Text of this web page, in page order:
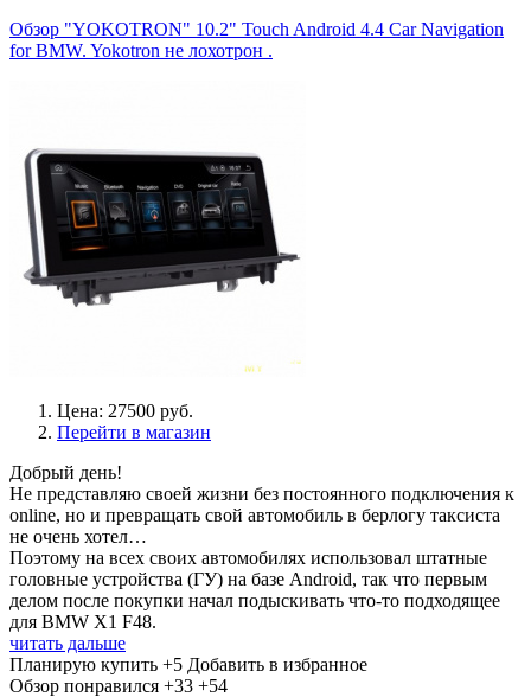
Обзор "YOKOTRON" 10.2" Touch Android 4.4 Car Navigation
for BMW. Yokotron не лохотрон .
Цена: 27500 руб.
Перейти в магазин
Добрый день!
Не представляю своей жизни без постоянного подключения к
online, но и превращать свой автомобиль в берлогу таксиста
не очень хотел…
Поэтому на всех своих автомобилях использовал штатные
головные устройства (ГУ) на базе Android, так что первым
делом после покупки начал подыскивать что-то подходящее
для BMW X1 F48.
читать дальше
Планирую купить +5 Добавить в избранное
Обзор понравился +33 +54